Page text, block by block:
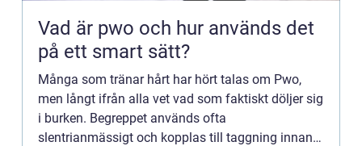
Vad är pwo och hur används det
på ett smart sätt?
Många som tränar hårt har hört talas om Pwo,
men långt ifrån alla vet vad som faktiskt döljer sig
i burken. Begreppet används ofta
slentrianmässigt och kopplas till taggning innan